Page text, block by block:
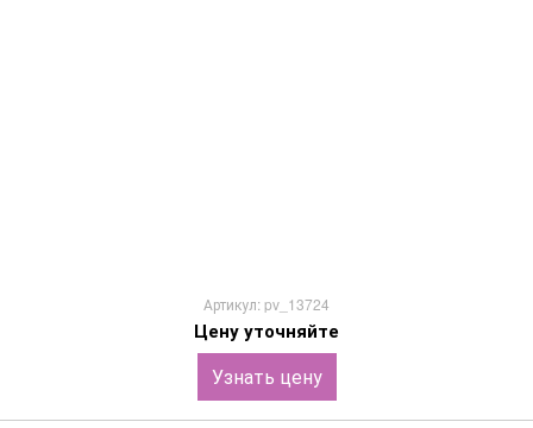
Артикул: pv_13724
Цену уточняйте
Узнать цену